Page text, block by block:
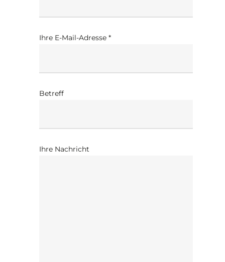
Ihre E-Mail-Adresse *
Betreff
Ihre Nachricht